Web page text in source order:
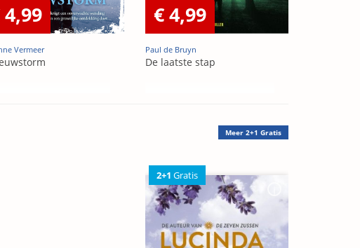
4,99
Vermeer
€ 4,99
Paul de Bruyn
De laatste stap
Meer 2+1 Gratis
2+1 Gratis